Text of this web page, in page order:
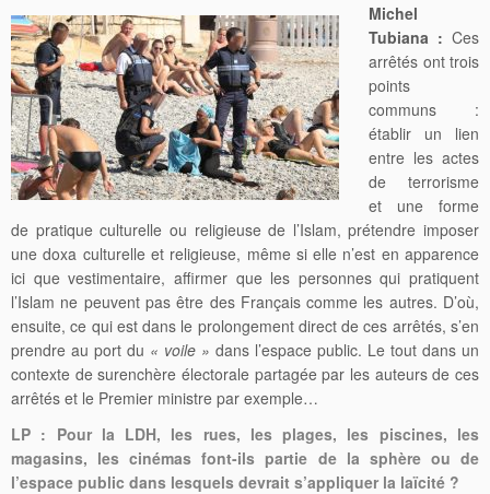
Michel
Tubiana : Ces
arrêtés ont trois
points
communs :
établir un lien
entre les actes
de terrorisme
et une forme
de pratique culturelle ou religieuse de l’Islam, prétendre imposer
une doxa culturelle et religieuse, même si elle n’est en apparence
ici que vestimentaire, affirmer que les personnes qui pratiquent
l’Islam ne peuvent pas être des Français comme les autres. D’où,
ensuite, ce qui est dans le prolongement direct de ces arrêtés, s’en
prendre au port du « voile » dans l’espace public. Le tout dans un
contexte de surenchère électorale partagée par les auteurs de ces
arrêtés et le Premier ministre par exemple…
LP : Pour la LDH, les rues, les plages, les piscines, les
magasins, les cinémas font-ils partie de la sphère ou de
l’espace public dans lesquels devrait s’appliquer la laïcité ?